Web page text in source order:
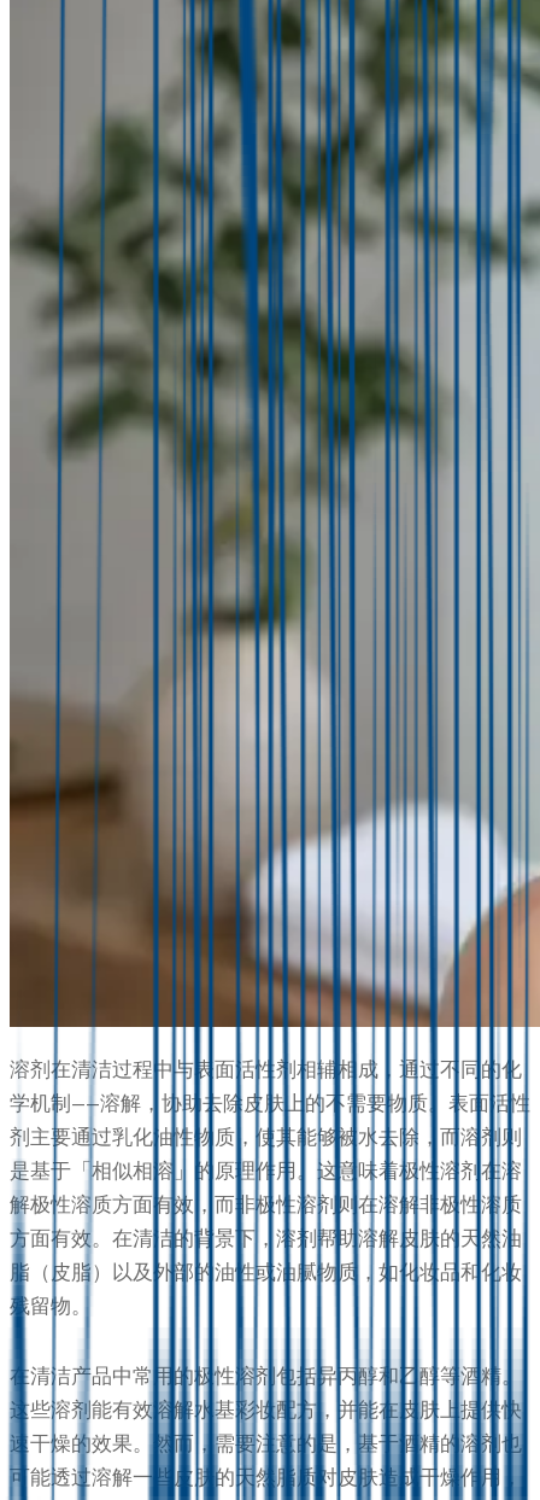
溶剂在清洁过程中与表面活性剂相辅相成，通过不同的化
学机制——溶解，协助去除皮肤上的不需要物质。表面活性
剂主要通过乳化油性物质，使其能够被水去除，而溶剂则
是基于「相似相溶」的原理作用。这意味着极性溶剂在溶
解极性溶质方面有效，而非极性溶剂则在溶解非极性溶质
方面有效。在清洁的背景下，溶剂帮助溶解皮肤的天然油
脂（皮脂）以及外部的油性或油腻物质，如化妆品和化妆
残留物。
在清洁产品中常用的极性溶剂包括异丙醇和乙醇等酒精。
这些溶剂能有效溶解水基彩妆配方，并能在皮肤上提供快
速干燥的效果。然而，需要注意的是，基于酒精的溶剂也
可能透过溶解一些皮肤的天然脂质对皮肤造成干燥作用，